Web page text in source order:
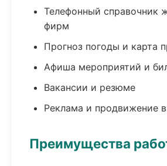
Телефонный справочник
фирм
Прогноз погоды и карта
Афиша мероприятий и
Вакансии и резюме
Реклама и продвижение
Преимущества